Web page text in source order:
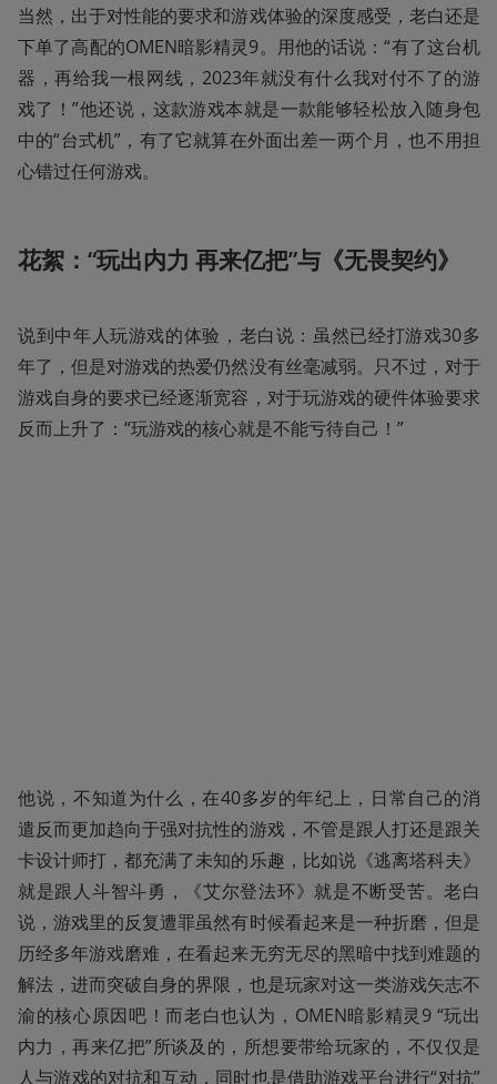
当然，出于对性能的要求和游戏体验的深度感受，老白还是
下单了高配的OMEN暗影精灵9。用他的话说：“有了这台机
器，再给我一根网线，2023年就没有什么我对付不了的游
戏了！”他还说，这款游戏本就是一款能够轻松放入随身包
中的“台式机”，有了它就算在外面出差一两个月，也不用担
心错过任何游戏。
花絮：“玩出内力 再来亿把”与《无畏契约》
说到中年人玩游戏的体验，老白说：虽然已经打游戏30多
年了，但是对游戏的热爱仍然没有丝毫减弱。只不过，对于
游戏自身的要求已经逐渐宽容，对于玩游戏的硬件体验要求
反而上升了：“玩游戏的核心就是不能亏待自己！”
他说，不知道为什么，在40多岁的年纪上，日常自己的消
遣反而更加趋向于强对抗性的游戏，不管是跟人打还是跟关
卡设计师打，都充满了未知的乐趣，比如说《逃离塔科夫》
就是跟人斗智斗勇，《艾尔登法环》就是不断受苦。老白
说，游戏里的反复遭罪虽然有时候看起来是一种折磨，但是
历经多年游戏磨难，在看起来无穷无尽的黑暗中找到难题的
解法，进而突破自身的界限，也是玩家对这一类游戏矢志不
渝的核心原因吧！而老白也认为，OMEN暗影精灵9 “玩出
内力，再来亿把”所谈及的，所想要带给玩家的，不仅仅是
人与游戏的对抗和互动，同时也是借助游戏平台进行“对抗”